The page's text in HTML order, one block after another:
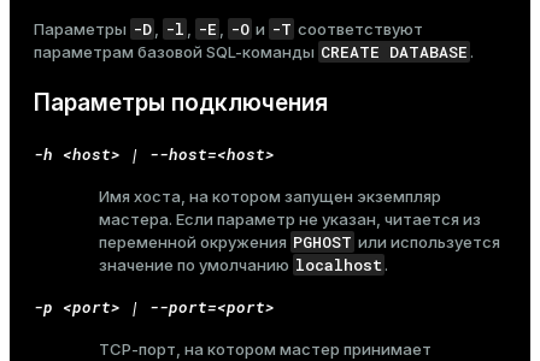
Параметры -D, -l , -E , -O и -T соответствуют
параметрам базовой SQL-команды CREATE DATABASE.
Параметры подключения
-h <host> | --host=<host>
Имя хоста, на котором запущен экземпляр
мастера. Если параметр не указан, читается из
переменной окружения PGHOST или используется
значение по умолчанию localhost.
-p <port> | --port=<port>
TCP-порт, на котором мастер принимает